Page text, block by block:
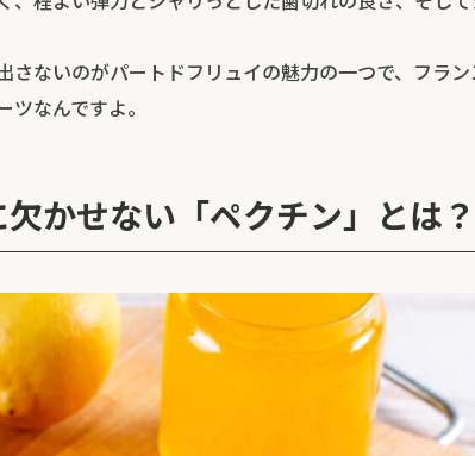
さないのがパートドフリュイの魅力の一つで、フラ
なんですよ。
かせない「ペクチン」とは？